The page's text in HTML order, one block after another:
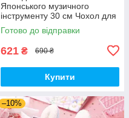
Японського музичного
інструменту 30 см Чохол для
Отаматону (00464)
Готово до відправки
621 ₴ 690 ₴
Купити
–10%